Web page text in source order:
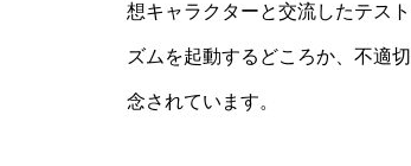
想キャラクターと交流したテス
ズムを起動するどころか、不適
念されています。